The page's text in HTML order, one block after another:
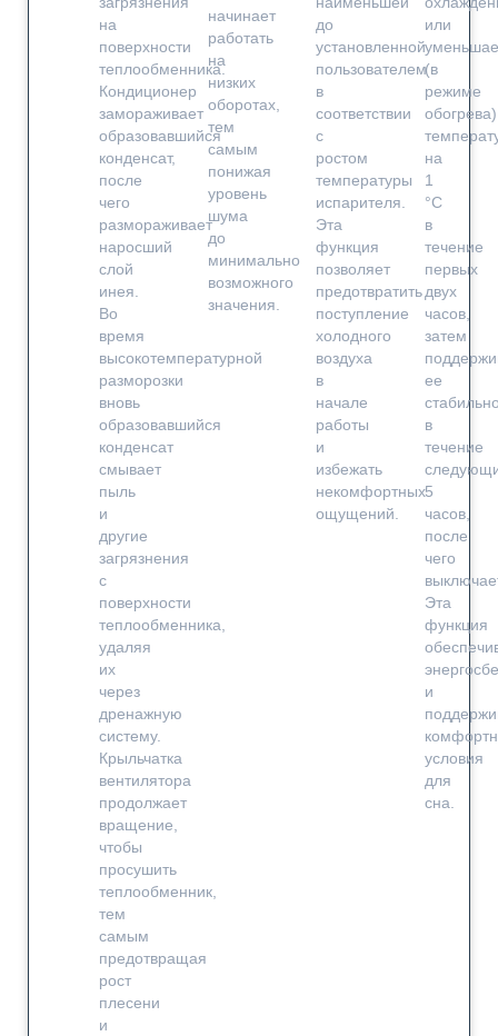
на
поверхности
теплообменника.
Кондиционер
замораживает
образовавшийся
конденсат,
после
чего
размораживает
наросший
слой
инея.
Во
время
высокотемпературной
разморозки
вновь
образовавшийся
конденсат
смывает
пыль
и
другие
загрязнения
с
поверхности
теплообменника,
удаляя
их
через
дренажную
систему.
Крыльчатка
вентилятора
продолжает
вращение,
чтобы
просушить
теплообменник,
тем
самым
предотвращая
рост
плесени
и
начинает
работать
на
низких
оборотах,
тем
самым
понижая
уровень
шума
до
минимально
возможного
значения.
до
установленной
пользователем
в
соответствии
с
ростом
температуры
испарителя.
Эта
функция
позволяет
предотвратить
поступление
холодного
воздуха
в
начале
работы
и
избежать
некомфортных
ощущений.
или
(в
режиме
обогрева)
на
1
°С
в
течение
первых
двух
часов,
затем
ее
в
течение
5
часов,
после
чего
Эта
функция
и
условия
для
сна.